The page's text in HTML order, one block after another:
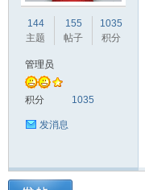
真
144
主题
155
帖子
1035
积分
管理员
积分 1035
发消息